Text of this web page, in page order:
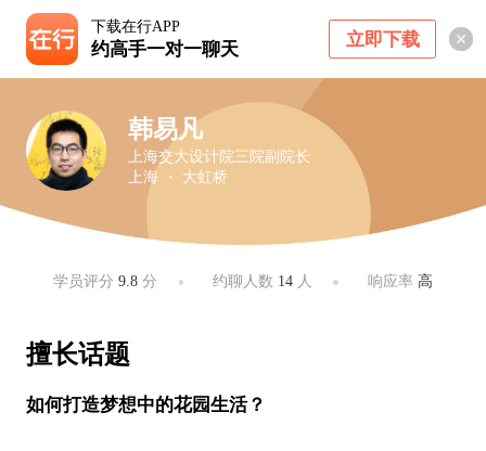
下载在行APP
约高手一对一聊天 立即下载
韩易凡
上海交大设计院三院副院长
上海 ・ 大虹桥
学员评分9.8 分 约聊人数 14人 响应率 高
擅长话题
如何打造梦想中的花园生活？